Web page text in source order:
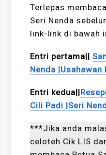
Terlepas
Seri Nenda
link-link di bawah
Entri pertama||
Nenda |Usahawan
Entri kedua||
Cili Padi |Seri
***Jika anda
celoteh Cik LIS